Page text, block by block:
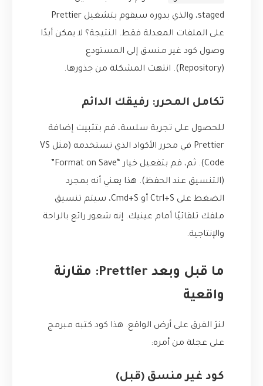
staged، والذي بدوره سيقوم بتشغيل Prettier
على الملفات المعدلة فقط. النتيجة؟ لا يمكن أبدًا
وصول كود غير منسق إلى المستودع
(Repository). انتهت المشكلة من جذورها.
تكامل المحرر: رفيقك الدائم
للحصول على تجربة سلسة، قم بتثبيت إضافة
Prettier في محرر الأكواد الذي تستخدمه (مثل VS
Code). ثم، قم بتفعيل خيار “Format on Save”
(التنسيق عند الحفظ). هذا يعني أنه بمجرد
الضغط على Ctrl+S أو Cmd+S، سيتم تنسيق
ملفك تلقائيًا أمام عينيك. إنه شعور رائع بالراحة
والإنتاجية.
ما قبل وبعد Prettier: مقارنة
واقعية
لنرَ الفرق على أرض الواقع. هذا كود كتبه مبرمج
على عجلة من أمره:
كود غير منسق (قبل)